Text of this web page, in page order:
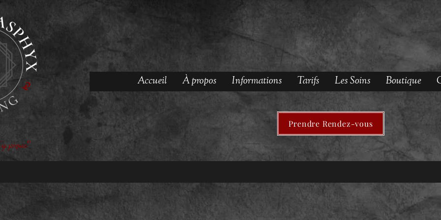
pique"
Accueil À propos Informations Tarifs Les Soins Boutique
Prendre Rendez-vous